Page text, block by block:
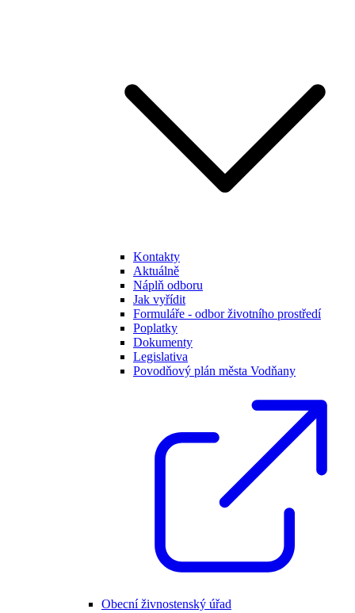
Kontakty
Aktuálně
Náplň odboru
Jak vyřídit
Formuláře - odbor životního prostředí
Poplatky
Dokumenty
Legislativa
Povodňový plán města Vodňany
Obecní živnostenský úřad